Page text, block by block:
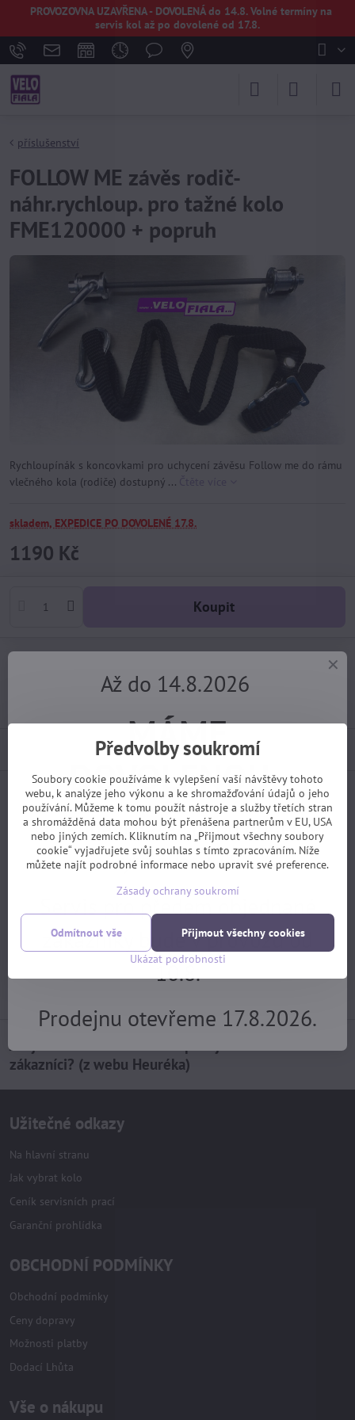
PROVOZOVNA UZAVŘENA - DOVOLENÁ do 14.8. Volné termíny na
servis kol až po dovolené od 17.8.
příslušenství
FOLLOW ME závěs rodič-
náhr.rychloup. pro tažné kolo
FME120000 + popruh
Rychloupínák s koncovkami pro uchycení závěsu Follow me do rámu
vlečného kola (rodiče) dostupný ...
skladem, EXPEDICE PO DOVOLENÉ 17.8.
1190 Kč
Koupit
FacebookTwitter BlueskyPinterestReddit LinkedInWhatsApp
E-
mail
Předchozí produkt Následující produkt
Potřebujete poradit?
+420 725 729 111
Jak jsou s našimi službami spokojeni samotní
zákazníci? (z webu Heuréka)
Užitečné odkazy
Na hlavní stranu
Jak vybrat kolo
Ceník servisních prací
Garanční prohlídka
OBCHODNÍ PODMÍNKY
Obchodní podmínky
Ceny dopravy
Možnosti platby
Dodací Lhůta
Vše o nákupu
Předvolby soukromí
Soubory cookie používáme k vylepšení vaší návštěvy tohoto
webu, k analýze jeho výkonu a ke shromažďování údajů o jeho
používání. Můžeme k tomu použít nástroje a služby třetích stran
a shromážděná data mohou být přenášena partnerům v EU, USA
nebo jiných zemích. Kliknutím na „Přijmout všechny soubory
cookie“ vyjadřujete svůj souhlas s tímto zpracováním. Níže
můžete najít podrobné informace nebo upravit své preference.
Zásady ochrany soukromí
Ukázat podrobnosti
Přijmout všechny cookies
Odmítnout vše
Až do 14.8.2026
MÁME
DOVOLENOU.
Objednávky z e-shopu budeme
vyřizovat 17.8.
Servis pro předem objednané
zákazníky bude v provozu od
10.8.
Prodejnu otevřeme 17.8.2026.